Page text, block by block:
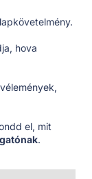
hova
el, mit
.